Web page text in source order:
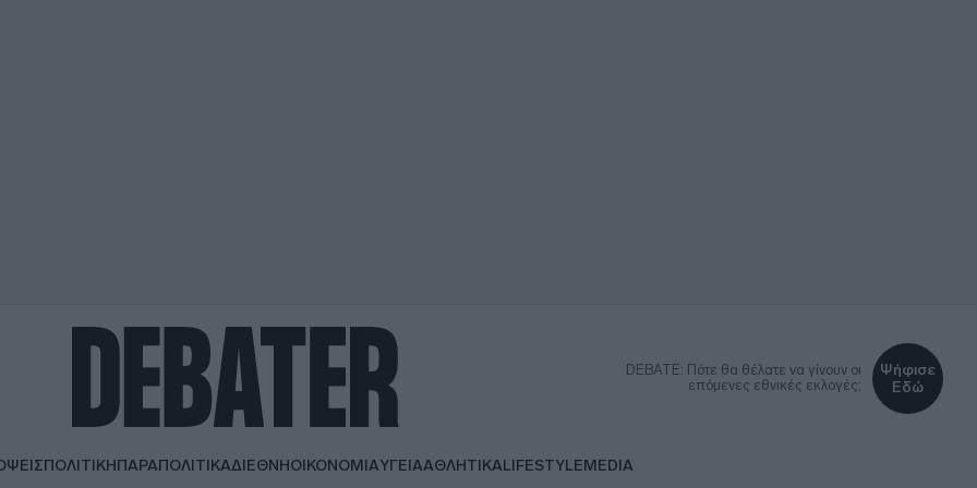
DEBATE: Πότε θα θέλατε να γίνουν οι
επόμενες εθνικές εκλογές;
Ψήφισε
Εδώ
ΠΟΛΙΤΙΚΗΠΑΡΑΠΟΛΙΤΙΚΑΔΙΕΘΝΗΟΙΚΟΝΟΜΙΑΥΓΕΙΑΑΘΛΗΤΙΚΑLIFESTYLEMEDIA